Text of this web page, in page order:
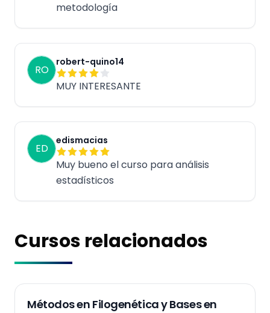
metodología
RO
robert-quino14
MUY INTERESANTE
ED
edismacias
Muy bueno el curso para análisis
estadísticos
Cursos relacionados
Métodos en Filogenética y Bases en